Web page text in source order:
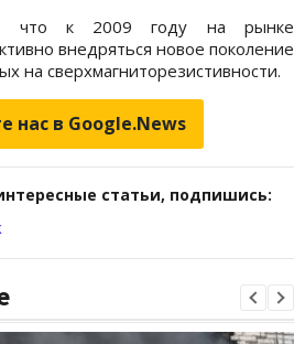
что к 2009 году на рынке
внедряться новое поколение
на сверхмагниторезистивности.
нас в Google.News
статьи, подпишись: